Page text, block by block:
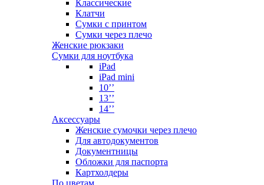
Классические
Клатчи
Сумки с принтом
Сумки через плечо
Женские рюкзаки
Сумки для ноутбука
iPad
iPad mini
10’’
13’’
14’’
Аксессуары
Женские сумочки через плечо
Для автодокументов
Документницы
Обложки для паспорта
Картхолдеры
По цветам